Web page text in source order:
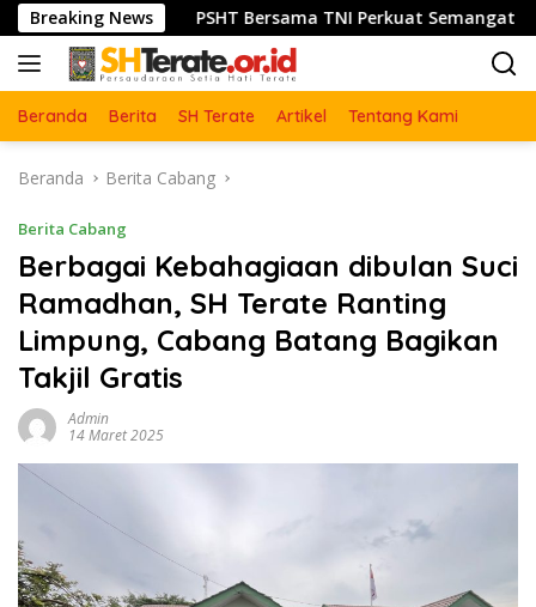
Langsung
ke
konten
Breaking NewsPSHT Bersama TNI Perkuat Semangat Gotong
Beranda Berita SH Terate Artikel Tentang Kami
Beranda Berita Cabang
Berita Cabang
Berbagai Kebahagiaan dibulan Suci
Ramadhan, SH Terate Ranting
Limpung, Cabang Batang Bagikan
Takjil Gratis
Admin
14 Maret 2025